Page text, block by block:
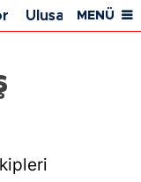
Ağrı
Ulusal Siyaset
MENÜ